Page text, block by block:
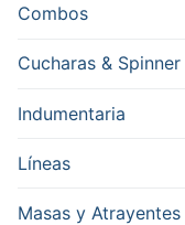
Combos
Cucharas & Spinner
Indumentaria
Líneas
Masas y Atrayentes